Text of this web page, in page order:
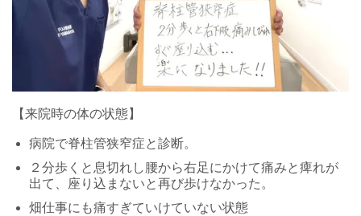
【来院時の体の状態】
病院で脊柱管狭窄症と診断。
２分歩くと息切れし腰から右足にかけて痛みと痺れが
出て、座り込まないと再び歩けなかった。
畑仕事にも痛すぎていけていない状態